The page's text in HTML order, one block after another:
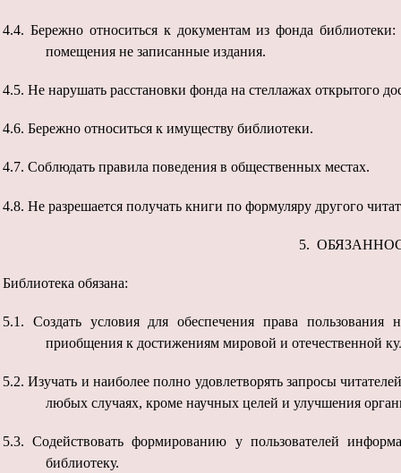
4.4. Бережно относиться к документам из фонда
помещения не записанные издания.
4.5. Не нарушать расстановки фонда на стеллажах открытого
4.6. Бережно относиться к имуществу библиотеки.
4.7. Соблюдать правила поведения в общественных местах.
4.8. Не разрешается получать книги по формуляру другого
5.
Библиотека обязана:
5.1.
Создать условия для обеспечения права
приобщения к достижениям мировой и отечественной
5.2. Изучать и наиболее полно удовлетворять запросы
любых случаях, кроме научных целей и улучшения
5.3. Содействовать формированию у пользователей
библиотеку.